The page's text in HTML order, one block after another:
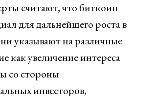
считают, что биткоин
для дальнейшего роста в
указывают на различные
как увеличение интереса
со стороны
инвесторов,